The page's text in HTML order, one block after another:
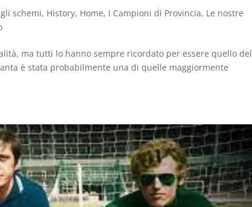
schemi, History, Home, I Campioni di Provincia, Le nostre
ma tutti lo hanno sempre ricordato per essere quello del
è stata probabilmente una di quelle maggiormente